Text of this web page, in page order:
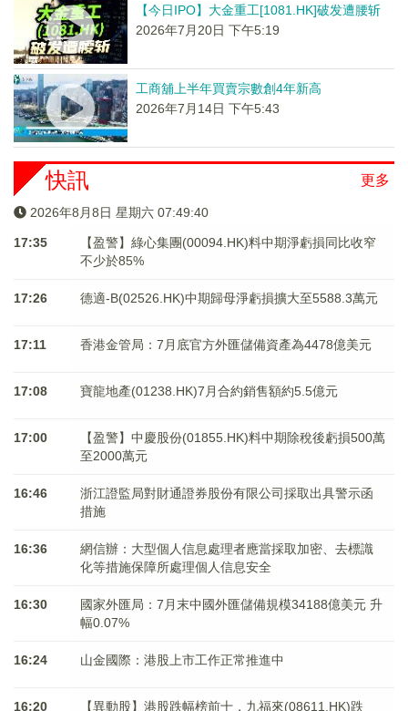
【今日IPO】大金重工[1081.HK]破发遭腰斩
2026年7月20日 下午5:19
工商舖上半年買賣宗數創4年新高
2026年7月14日 下午5:43
更多
快訊
2026年8月8日 星期六 07:49:40
17:35
【盈警】綠心集團(00094.HK)料中期淨虧損同比收窄
不少於85%
17:26 德適-B(02526.HK)中期歸母淨虧損擴大至5588.3萬元
17:11 香港金管局：7月底官方外匯儲備資產為4478億美元
17:08 寶龍地產(01238.HK)7月合約銷售額約5.5億元
17:00
【盈警】中慶股份(01855.HK)料中期除稅後虧損500萬
至2000萬元
16:46
浙江證監局對財通證券股份有限公司採取出具警示函
措施
16:36
網信辦：大型個人信息處理者應當採取加密、去標識
化等措施保障所處理個人信息安全
16:30
國家外匯局：7月末中國外匯儲備規模34188億美元 升
幅0.07%
16:24 山金國際：港股上市工作正常推進中
16:20
【異動股】港股跌幅榜前十，九福來(08611.HK)跌